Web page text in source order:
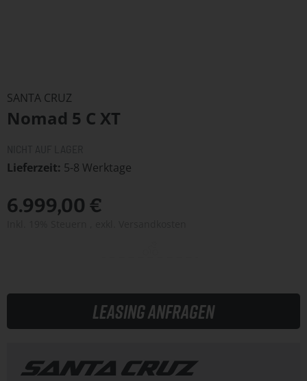
der
Bildergalerie
SANTA CRUZ
Nomad 5 C XT
Lieferzeit 5-8 Werktage
6.999,00 €
Leasing anfragen